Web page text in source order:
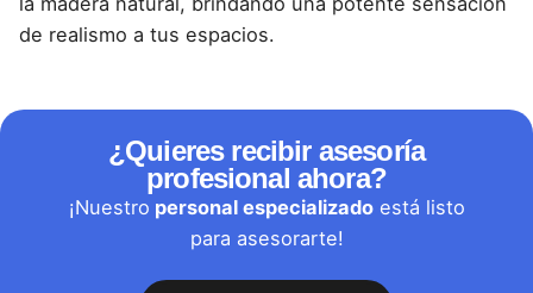
de realismo a tus espacios.
¿Quieres recibir asesoría
profesional ahora?
¡Nuestro personal especializadoestá listo
para asesorarte!